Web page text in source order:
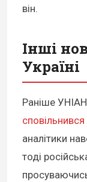
він.
Інші
Україні
Раніше
аналітики
тоді